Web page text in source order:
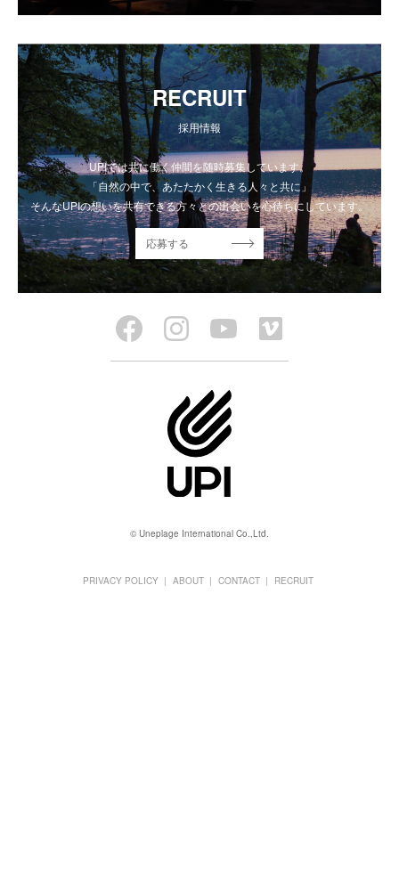
RECRUIT
採用情報
UPIでは共に働く仲間を随時募集しています。
「自然の中で、あたたかく生きる人々と共に」
そんなUPIの想いを共有できる方々との出会いを心待ちにしています。
応募する
© Uneplage International Co.,Ltd.
PRIVACY POLICY ABOUT CONTACT RECRUIT